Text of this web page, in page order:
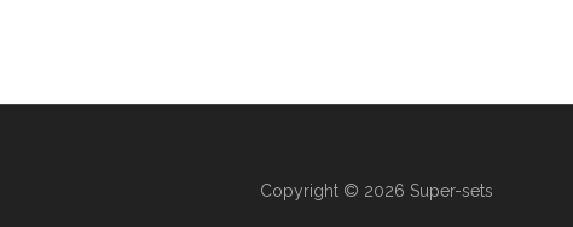
Copyright © 2026 Super-sets